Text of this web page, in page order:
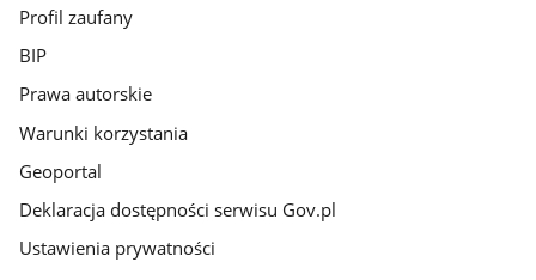
Profil zaufany
BIP
Prawa autorskie
Warunki korzystania
Geoportal
Deklaracja dostępności serwisu Gov.pl
Ustawienia prywatności